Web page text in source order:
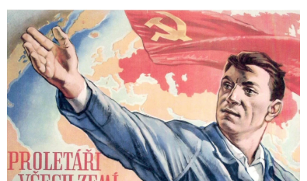
produktu
je
0,0
z
5
hvězdiček.